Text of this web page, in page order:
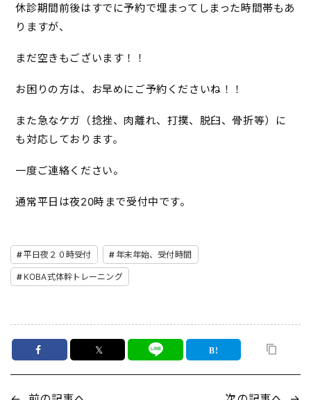
休診期間前後はすでに予約で埋まってしまった時間帯もあ
りますが、
まだ空きもございます！！
お困りの方は、お早めにご予約くださいね！！
また急なケガ（捻挫、肉離れ、打撲、脱臼、骨折等）に
も対応しております。
一度ご連絡ください。
通常平日は夜20時まで受付中です。
平日夜２０時受付 年末年始、受付時間
KOBA式体幹トレーニング
𝕏